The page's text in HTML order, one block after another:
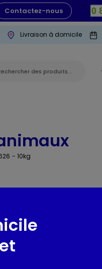
Contactez-nous
Livraison à domicile
- 10kg
France
/ Allergènes